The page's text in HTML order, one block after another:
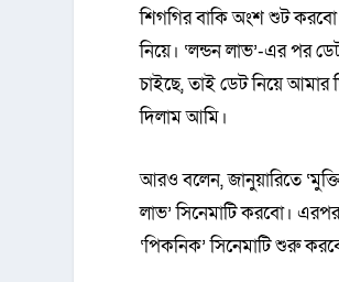
শিগগির বাকি অংশ শুট
নিয়ে। ‘লন্ডন লাভ’-এর পর
চাইছে, তাই ডেট নিয়ে
দিলাম আমি।
আরও বলেন, জানুয়ারিতে
লাভ’ সিনেমাটি করবো।
‘পিকনিক’ সিনেমাটি শুরু